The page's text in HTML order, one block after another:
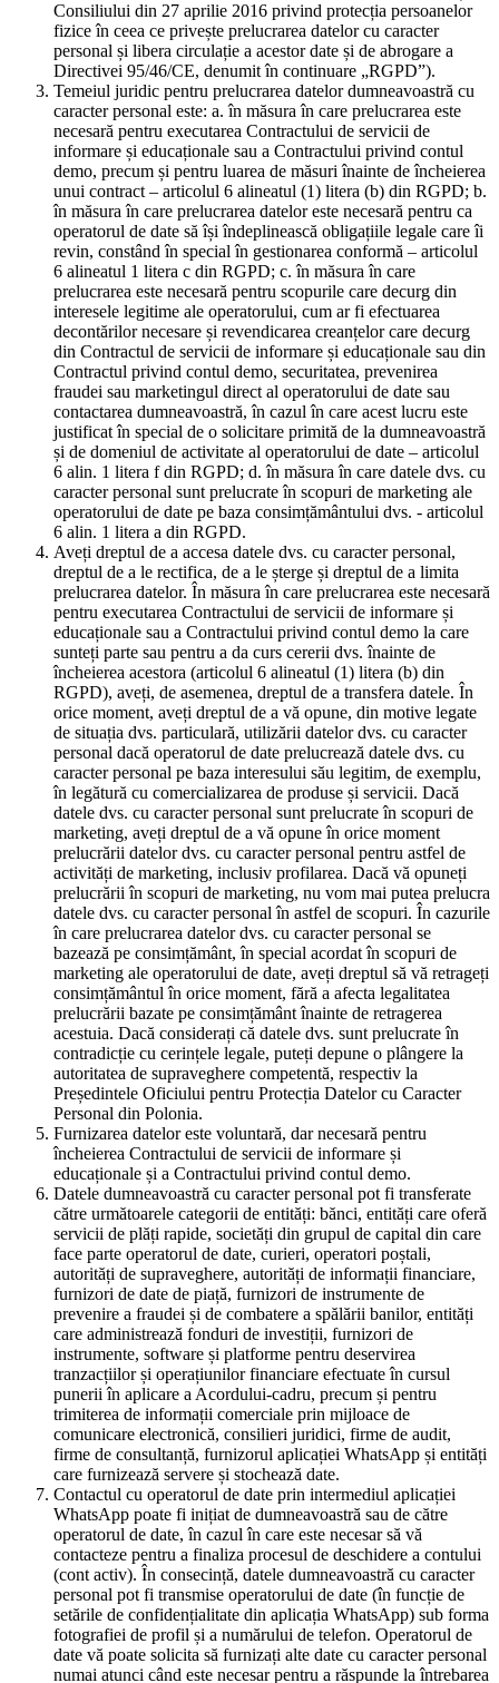
Consiliului din 27 aprilie 2016 privind protecția persoanelor
fizice în ceea ce privește prelucrarea datelor cu caracter
personal și libera circulație a acestor date și de abrogare a
Directivei 95/46/CE, denumit în continuare „RGPD”).
Temeiul juridic pentru prelucrarea datelor dumneavoastră cu
caracter personal este: a. în măsura în care prelucrarea este
necesară pentru executarea Contractului de servicii de
informare și educaționale sau a Contractului privind contul
demo, precum și pentru luarea de măsuri înainte de încheierea
unui contract – articolul 6 alineatul (1) litera (b) din RGPD; b.
în măsura în care prelucrarea datelor este necesară pentru ca
operatorul de date să își îndeplinească obligațiile legale care îi
revin, constând în special în gestionarea conformă – articolul
6 alineatul 1 litera c din RGPD; c. în măsura în care
prelucrarea este necesară pentru scopurile care decurg din
interesele legitime ale operatorului, cum ar fi efectuarea
decontărilor necesare și revendicarea creanțelor care decurg
din Contractul de servicii de informare și educaționale sau din
Contractul privind contul demo, securitatea, prevenirea
fraudei sau marketingul direct al operatorului de date sau
contactarea dumneavoastră, în cazul în care acest lucru este
justificat în special de o solicitare primită de la dumneavoastră
și de domeniul de activitate al operatorului de date – articolul
6 alin. 1 litera f din RGPD; d. în măsura în care datele dvs. cu
caracter personal sunt prelucrate în scopuri de marketing ale
operatorului de date pe baza consimțământului dvs. - articolul
6 alin. 1 litera a din RGPD.
Aveți dreptul de a accesa datele dvs. cu caracter personal,
dreptul de a le rectifica, de a le șterge și dreptul de a limita
prelucrarea datelor. În măsura în care prelucrarea este necesară
pentru executarea Contractului de servicii de informare și
educaționale sau a Contractului privind contul demo la care
sunteți parte sau pentru a da curs cererii dvs. înainte de
încheierea acestora (articolul 6 alineatul (1) litera (b) din
RGPD), aveți, de asemenea, dreptul de a transfera datele. În
orice moment, aveți dreptul de a vă opune, din motive legate
de situația dvs. particulară, utilizării datelor dvs. cu caracter
personal dacă operatorul de date prelucrează datele dvs. cu
caracter personal pe baza interesului său legitim, de exemplu,
în legătură cu comercializarea de produse și servicii. Dacă
datele dvs. cu caracter personal sunt prelucrate în scopuri de
marketing, aveți dreptul de a vă opune în orice moment
prelucrării datelor dvs. cu caracter personal pentru astfel de
activități de marketing, inclusiv profilarea. Dacă vă opuneți
prelucrării în scopuri de marketing, nu vom mai putea prelucra
datele dvs. cu caracter personal în astfel de scopuri. În cazurile
în care prelucrarea datelor dvs. cu caracter personal se
bazează pe consimțământ, în special acordat în scopuri de
marketing ale operatorului de date, aveți dreptul să vă retrageți
consimțământul în orice moment, fără a afecta legalitatea
prelucrării bazate pe consimțământ înainte de retragerea
acestuia. Dacă considerați că datele dvs. sunt prelucrate în
contradicție cu cerințele legale, puteți depune o plângere la
autoritatea de supraveghere competentă, respectiv la
Președintele Oficiului pentru Protecția Datelor cu Caracter
Personal din Polonia.
Furnizarea datelor este voluntară, dar necesară pentru
încheierea Contractului de servicii de informare și
educaționale și a Contractului privind contul demo.
Datele dumneavoastră cu caracter personal pot fi transferate
către următoarele categorii de entități: bănci, entități care oferă
servicii de plăți rapide, societăți din grupul de capital din care
face parte operatorul de date, curieri, operatori poștali,
autorități de supraveghere, autorități de informații financiare,
furnizori de date de piață, furnizori de instrumente de
prevenire a fraudei și de combatere a spălării banilor, entități
care administrează fonduri de investiții, furnizori de
instrumente, software și platforme pentru deservirea
tranzacțiilor și operațiunilor financiare efectuate în cursul
punerii în aplicare a Acordului-cadru, precum și pentru
trimiterea de informații comerciale prin mijloace de
comunicare electronică, consilieri juridici, firme de audit,
firme de consultanță, furnizorul aplicației WhatsApp și entități
care furnizează servere și stochează date.
Contactul cu operatorul de date prin intermediul aplicației
WhatsApp poate fi inițiat de dumneavoastră sau de către
operatorul de date, în cazul în care este necesar să vă
contacteze pentru a finaliza procesul de deschidere a contului
(cont activ). În consecință, datele dumneavoastră cu caracter
personal pot fi transmise operatorului de date (în funcție de
setările de confidențialitate din aplicația WhatsApp) sub forma
fotografiei de profil și a numărului de telefon. Operatorul de
date vă poate solicita să furnizați alte date cu caracter personal
numai atunci când este necesar pentru a răspunde la întrebarea